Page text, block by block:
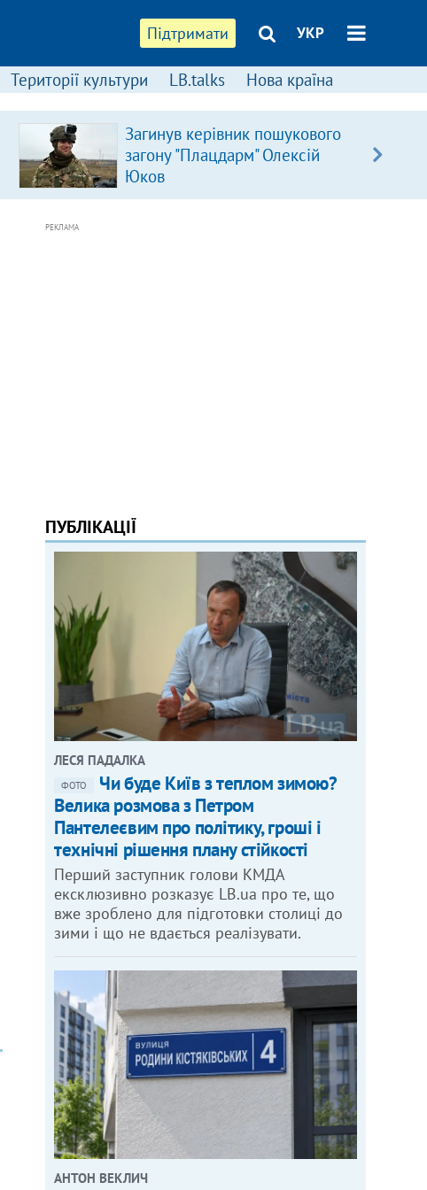
Підтримати УКР
Території культури LB.talks Нова країна
Загинув керівник пошукового
загону "Плацдарм" Олексій
Юков
РЕКЛАМА
ПУБЛІКАЦІЇ
ЛЕСЯ ПАДАЛКА
ФОТО
Чи буде Київ з теплом зимою?
Велика розмова з Петром
Пантелеєвим про політику, гроші і
технічні рішення плану стійкості
Перший заступник голови КМДА
ексклюзивно розказує LB.ua про те, що
вже зроблено для підготовки столиці до
зими і що не вдається реалізувати.
АНТОН ВЕКЛИЧ